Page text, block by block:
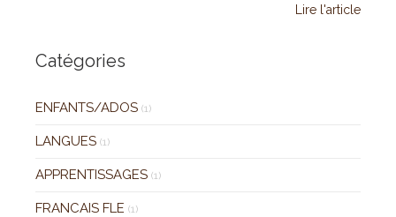
Lire l'article
Catégories
ENFANTS/ADOS (1)
LANGUES (1)
APPRENTISSAGES (1)
FRANCAIS FLE (1)